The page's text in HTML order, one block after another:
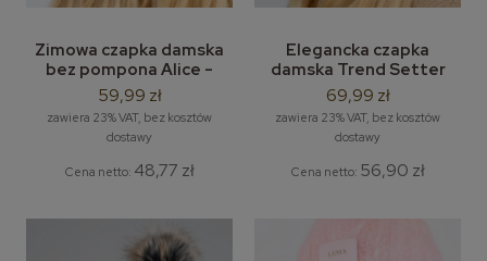
Zimowa czapka damska
bez pompona Alice -
czapka bez pompona
59,99 zł
zawiera 23% VAT, bez kosztów
dostawy
Cena netto: 48,77 zł
Elegancka czapka
damska Trend Setter
model Roma - 3 broszki
69,99 zł
zawiera 23% VAT, bez kosztów
dostawy
Cena netto: 56,90 zł